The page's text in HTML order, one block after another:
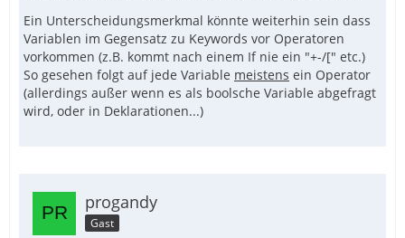
Ein Unterscheidungsmerkmal könnte weiterhin sein dass
Variablen im Gegensatz zu Keywords vor Operatoren
vorkommen (z.B. kommt nach einem If nie ein "+-/[" etc.)
So gesehen folgt auf jede Variable meistens ein Operator
(allerdings außer wenn es als boolsche Variable abgefragt
wird, oder in Deklarationen...)
progandy
Gast